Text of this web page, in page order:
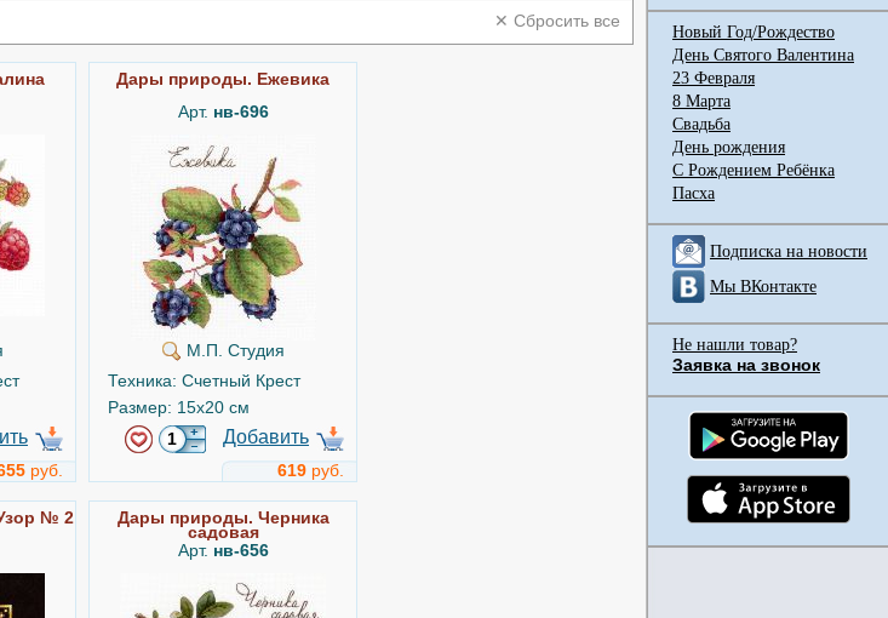
✕ Сбросить все
руб.
Дары природы. Ежевика
Арт. нв-696
М.П. Студия
Техника: Счетный Крест
Размер: 15x20 см
Добавить
619 руб.
№ 2
Дары природы. Черника
садовая
Арт. нв-656
Новый Год/Рождество
День Святого Валентина
23 Февраля
8 Марта
Свадьба
День рождения
С Рождением Ребёнка
Пасха
Подписка на новости
Мы ВКонтакте
Не нашли товар?
Заявка на звонок